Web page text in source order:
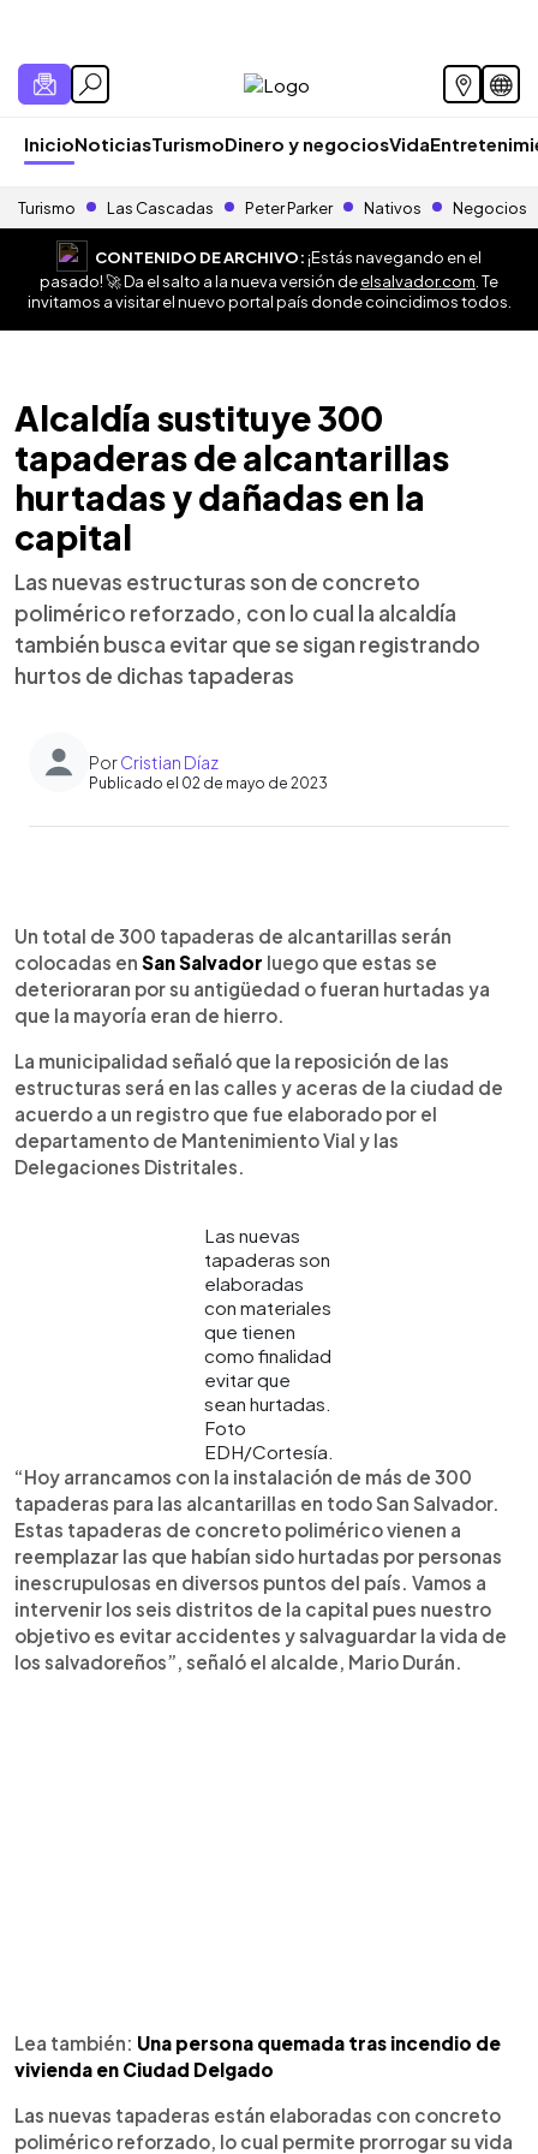
InicioNoticiasTurismoDinero y negociosVida
Turismo Las Cascadas Peter Parker Nativos Negocios
CONTENIDO DE ARCHIVO:¡Estás navegando en el
pasado! 🚀 Da el salto a la nueva versión deelsalvador.com . Te
invitamos a visitar el nuevo portal país donde coincidimos todos.
Alcaldía sustituye 300
tapaderas de alcantarillas
hurtadas y dañadas en la
capital
Las nuevas estructuras son de concreto
polimérico reforzado, con lo cual la alcaldía
también busca evitar que se sigan registrando
hurtos de dichas tapaderas
PorCristian Díaz
Publicado el 02 de mayo de 2023
► Escuchar artículo
Un total de 300 tapaderas de alcantarillas serán
colocadas en San Salvador luego que estas se
deterioraran por su antigüedad o fueran hurtadas ya
que la mayoría eran de hierro.
La municipalidad señaló que la reposición de las
estructuras será en las calles y aceras de la ciudad de
acuerdo a un registro que fue elaborado por el
departamento de Mantenimiento Vial y las
Delegaciones Distritales.
Las nuevas
tapaderas son
elaboradas
con materiales
que tienen
como finalidad
evitar que
sean hurtadas.
Foto
EDH/Cortesía.
“Hoy arrancamos con la instalación de más de 300
tapaderas para las alcantarillas en todo San Salvador.
Estas tapaderas de concreto polimérico vienen a
reemplazar las que habían sido hurtadas por personas
inescrupulosas en diversos puntos del país. Vamos a
intervenir los seis distritos de la capital pues nuestro
objetivo es evitar accidentes y salvaguardar la vida de
los salvadoreños”, señaló el alcalde, Mario Durán.
Lea también: Una persona quemada tras incendio de
vivienda en Ciudad Delgado
Las nuevas tapaderas están elaboradas con concreto
polimérico reforzado, lo cual permite prorrogar su vida